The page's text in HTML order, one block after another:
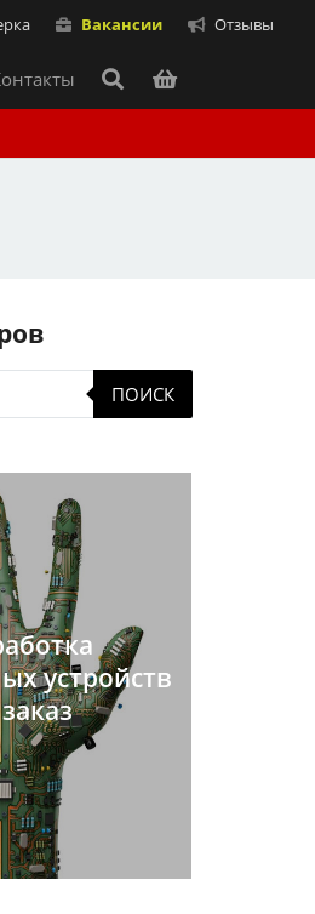
Вакансии Отзывы
ПОИСК
устройств